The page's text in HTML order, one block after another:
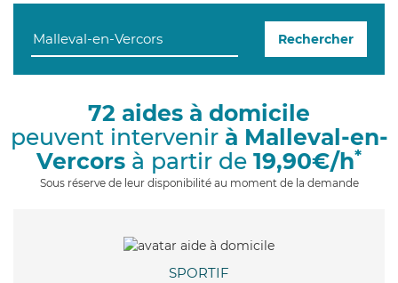
n
g
i
Rechercher
72 aides à domicile
peuvent intervenir à Malleval-en-
Vercors à partir de 19,90€/h*
Sous réserve de leur disponibilité au moment de la demande
SPORTIF